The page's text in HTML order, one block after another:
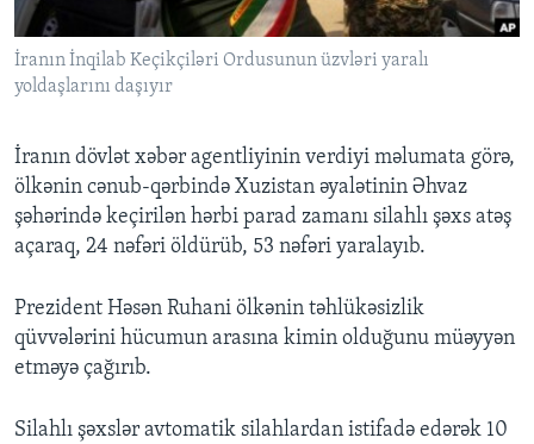
BIZI IZLƏYIN
Dillər
İranın İnqilab Keçikçiləri Ordusunun üzvləri yaralı
yoldaşlarını daşıyır
İranın dövlət xəbər agentliyinin verdiyi məlumata görə,
ölkənin cənub-qərbində Xuzistan əyalətinin Əhvaz
şəhərində keçirilən hərbi parad zamanı silahlı şəxs atəş
açaraq, 24 nəfəri öldürüb, 53 nəfəri yaralayıb.
Prezident Həsən Ruhani ölkənin təhlükəsizlik
qüvvələrini hücumun arasına kimin olduğunu müəyyən
etməyə çağırıb.
Silahlı şəxslər avtomatik silahlardan istifadə edərək 10